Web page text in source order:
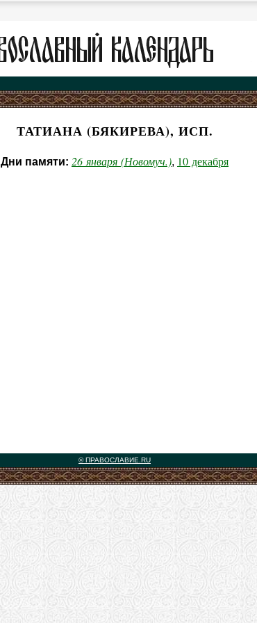
ТАТИАНА (БЯКИРЕВА), ИСП.
Дни памяти: 26 января (Новомуч.), 10 декабря
© ПРАВОСЛАВИЕ.RU